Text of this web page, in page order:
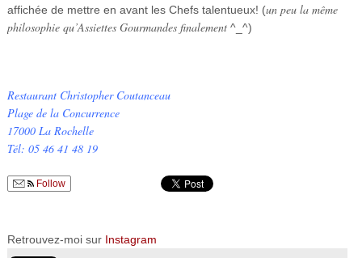
affichée de mettre en avant les Chefs talentueux! (un peu la même
philosophie qu’Assiettes Gourmandes finalement ^_^)
Restaurant Christopher Coutanceau
Plage de la Concurrence
17000 La Rochelle
Tél: 05 46 41 48 19
Follow
Retrouvez-moi sur Instagram